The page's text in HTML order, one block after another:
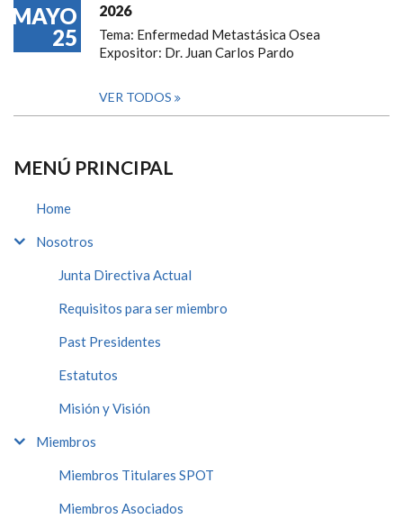
MAYO
25
2026
Tema: Enfermedad Metastásica Osea
Expositor: Dr. Juan Carlos Pardo
VER TODOS
MENÚ PRINCIPAL
Home
Nosotros
Junta Directiva Actual
Requisitos para ser miembro
Past Presidentes
Estatutos
Misión y Visión
Miembros
Miembros Titulares SPOT
Miembros Asociados